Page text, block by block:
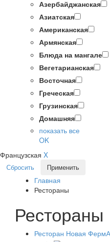
Азербайджанская
Азиатская
Американская
Армянская
Блюда на мангале
Вегетарианская
Восточная
Греческая
Грузинская
Домашняя
показать все
OK
Французская X
Сбросить Применить
Главная
Рестораны
Рестораны
Ресторан Новая